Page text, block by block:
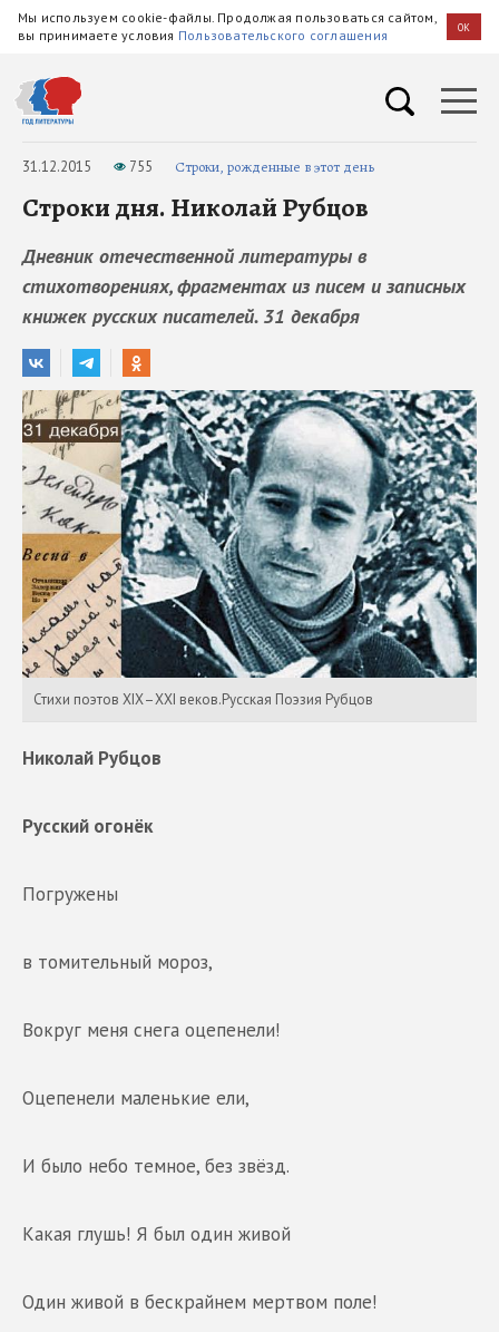
Мы используем cookie-файлы. Продолжая пользоваться сайтом,
вы принимаете условия Пользовательского соглашения OK
31.12.2015 755 Строки, рожденные в этот день
Строки дня. Николай Рубцов
Дневник отечественной литературы в
стихотворениях, фрагментах из писем и записных
книжек русских писателей. 31 декабря
Стихи поэтов ХIХ–ХХI веков.Русская Поэзия Рубцов
Николай Рубцов
Русский огонёк
Погружены
в томительный мороз,
Вокруг меня снега оцепенели!
Оцепенели маленькие ели,
И было небо темное, без звёзд.
Какая глушь! Я был один живой
Один живой в бескрайнем мертвом поле!